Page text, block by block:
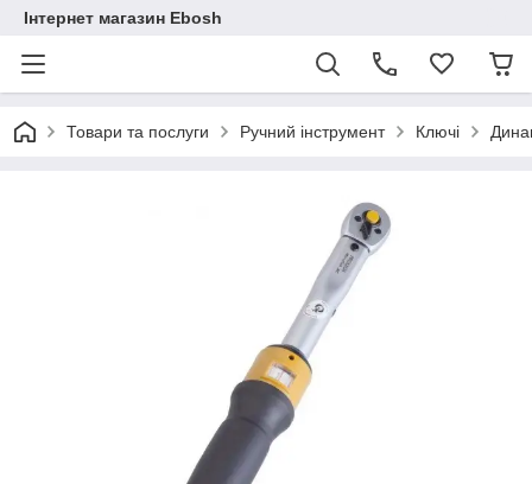
Інтернет магазин Ebosh
Товари та послуги Ручний інструмент Ключі